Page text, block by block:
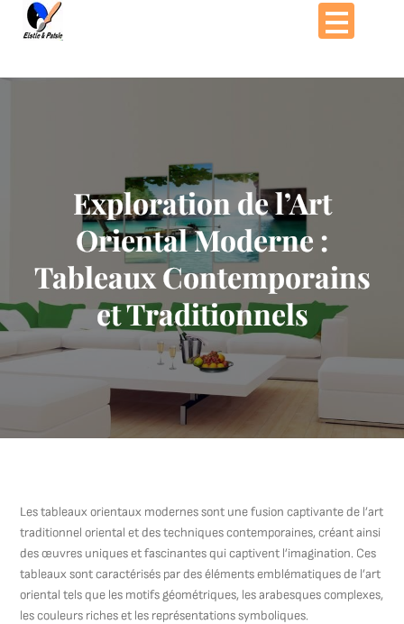
Passer
Exploration de l’Art
Oriental Moderne :
Tableaux Contemporains
et Traditionnels
Les tableaux orientaux modernes sont une fusion captivante de l’art
traditionnel oriental et des techniques contemporaines, créant ainsi
des œuvres uniques et fascinantes qui captivent l’imagination. Ces
tableaux sont caractérisés par des éléments emblématiques de l’art
oriental tels que les motifs géométriques, les arabesques complexes,
les couleurs riches et les représentations symboliques.